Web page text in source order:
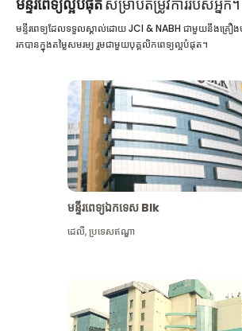
មន្ទីរពេទ្យល្អបំផុតសម្រាប់តម្រូវការរបស់អ្នក។
មន្ទីរពេទ្យដែលទទួលស្គាល់ដោយ JCI & NABH ជាមួយនឹងគ្រឿងប
រកបានក្នុងតម្លៃសមរម្យ រួមជាមួយបុគ្គលិកពេទ្យល្អបំផុត។
មន្ទីរពេទ្យឯកទេស Blk
ដេលី,ប្រទេសឥណ្ឌា